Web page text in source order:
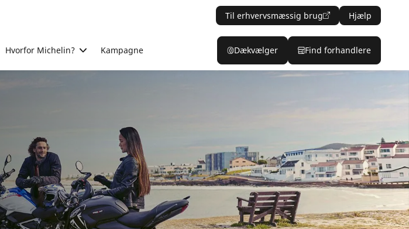
Til erhvervsmæssig brug Hjælp
Hvorfor Michelin? Kampagne Dækvælger Find forhandlere